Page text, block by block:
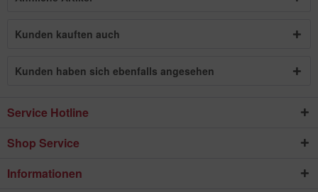
Kunden kauften auch
Kunden haben sich ebenfalls angesehen
Service Hotline
Shop Service
Informationen